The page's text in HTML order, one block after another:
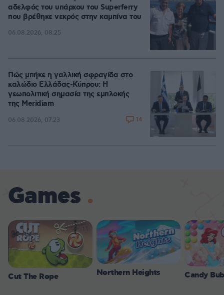
αδελφός του υπάρχου του Superferry
που βρέθηκε νεκρός στην καμπίνα του
06.08.2026, 08:25
Πώς μπήκε η γαλλική σφραγίδα στο
καλώδιο Ελλάδας-Κύπρου: Η
γεωπολιτική σημασία της εμπλοκής
της Meridiam
06.08.2026, 07:23 14
Games
Cut The Rope Northern Heights Candy